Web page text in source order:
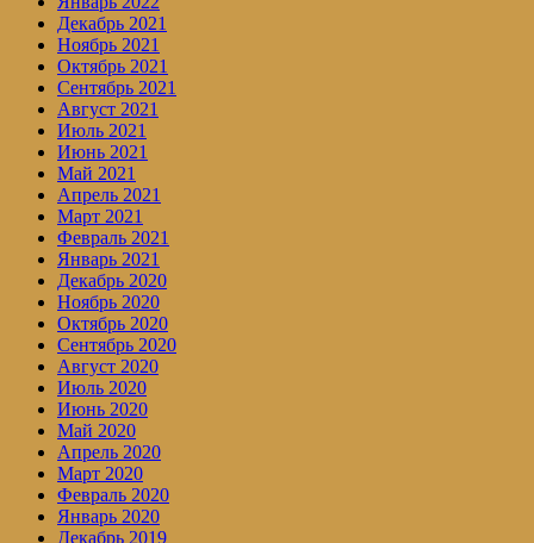
Декабрь 2021
Ноябрь 2021
Октябрь 2021
Сентябрь 2021
Август 2021
Июль 2021
Июнь 2021
Май 2021
Апрель 2021
Март 2021
Февраль 2021
Январь 2021
Декабрь 2020
Ноябрь 2020
Октябрь 2020
Сентябрь 2020
Август 2020
Июль 2020
Июнь 2020
Май 2020
Апрель 2020
Март 2020
Февраль 2020
Январь 2020
Декабрь 2019